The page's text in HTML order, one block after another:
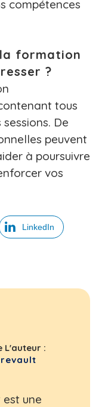
compétences
formation
?
tous
De
peuvent
à poursuivre
vos
LinkedIn
L'auteur :
une